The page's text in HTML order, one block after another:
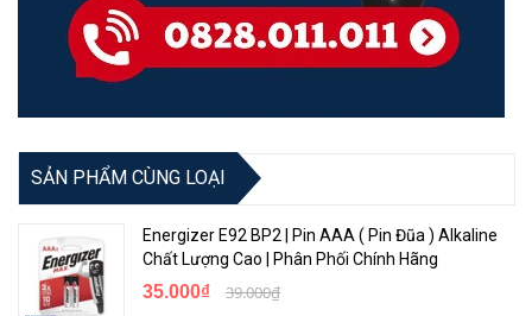
SẢN PHẨM CÙNG LOẠI
Energizer E92 BP2 | Pin AAA ( Pin Đũa ) Alkaline
Chất Lượng Cao | Phân Phối Chính Hãng
35.000₫ 39.000₫